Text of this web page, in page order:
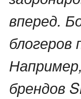
вперед.
блогеров
брендов